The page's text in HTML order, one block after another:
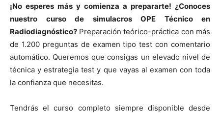
¡No esperes más y comienza a prepararte! ¿Conoces
nuestro curso de simulacros OPE Técnico en
Radiodiagnóstico? Preparación teórico-práctica con más
de 1.200 preguntas de examen tipo test con comentario
automático. Queremos que consigas un elevado nivel de
técnica y estrategia test y que vayas al examen con toda
la confianza que necesitas.
Tendrás el curso completo siempre disponible desde